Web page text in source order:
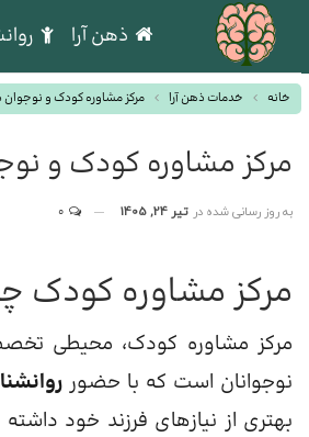
ذهن آرا
خانه خدمات ذهن آرا مرکز مشاوره کودک و نوجوان
مرکز مشاوره کودک و
به روز رسانی شده در تیر 24, 1405
مرکز مشاوره کودک
مرکز مشاوره کودک، محیطی
نوجوانان است که با حضور
بهتری از نیازهای فرزند خود